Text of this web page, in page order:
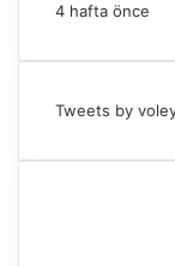
4 hafta önce
Tweets by